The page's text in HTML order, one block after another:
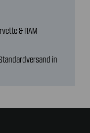
& RAM
in